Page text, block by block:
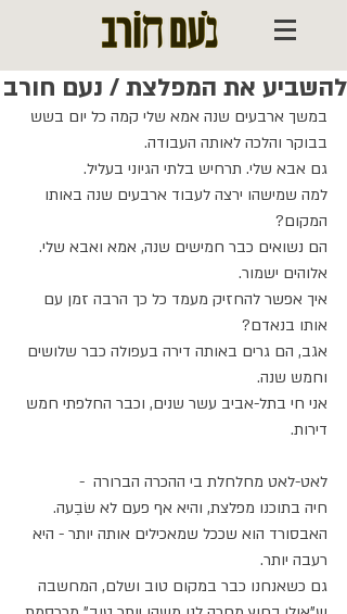
להשביע את המפלצת / נעם חורב
במשך ארבעים שנה אמא שלי קמה כל יום בשש
בבוקר והלכה לאותה העבודה.
גם אבא שלי. תרחיש בלתי הגיוני בעליל.
למה שמישהו ירצה לעבוד ארבעים שנה באותו
המקום?
הם נשואים כבר חמישים שנה, אמא ואבא שלי.
אלוהים ישמור.
איך אפשר להחזיק מעמד כל כך הרבה זמן עם
אותו בנאדם?
אגב, הם גרים באותה דירה בעפולה כבר שלושים
וחמש שנה.
אני חי בתל-אביב עשר שנים, וכבר החלפתי חמש
דירות.
לאט-לאט מחלחלת בי ההכרה הברורה  -
חיה בתוכנו מפלצת, והיא אף פעם לא שׂבֵעה.
האבסורד הוא שככל שמאכילים אותה יותר - היא
רעבה יותר.
גם כשאנחנו כבר במקום טוב ושלם, המחשבה